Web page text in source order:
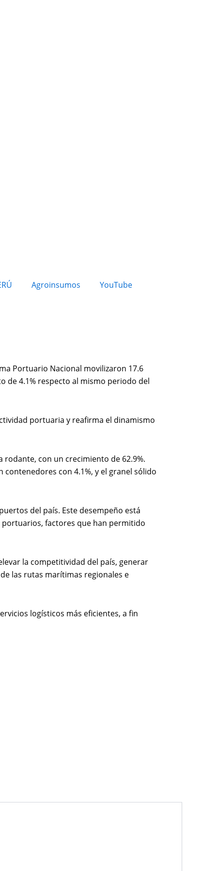
Agroinsumos YouTube
Portuario Nacional movilizaron 17.6
de 4.1% respecto al mismo periodo del
portuaria y reafirma el dinamismo
con un crecimiento de 62.9%.
contenedores con 4.1%, y el granel sólido
del país. Este desempeño está
factores que han permitido
la competitividad del país, generar
las rutas marítimas regionales e
logísticos más eficientes, a fin